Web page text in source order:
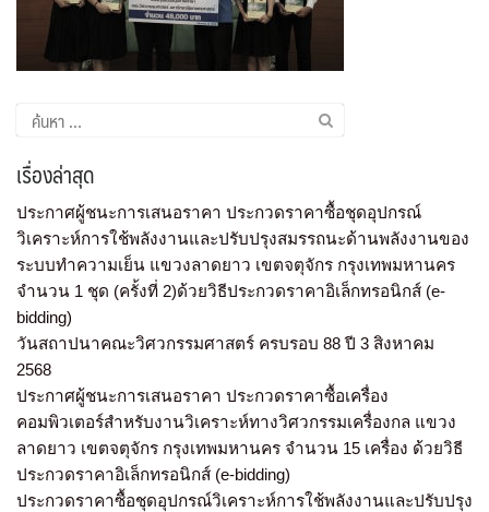
เรื่องล่าสุด
ประกาศผู้ชนะการเสนอราคา ประกวดราคาซื้อชุดอุปกรณ์
วิเคราะห์การใช้พลังงานและปรับปรุงสมรรถนะด้านพลังงานของ
ระบบทำความเย็น แขวงลาดยาว เขตจตุจักร กรุงเทพมหานคร
จำนวน 1 ชุด (ครั้งที่ 2)ด้วยวิธีประกวดราคาอิเล็กทรอนิกส์ (e-
bidding)
วันสถาปนาคณะวิศวกรรมศาสตร์ ครบรอบ 88 ปี 3 สิงหาคม
2568
ประกาศผู้ชนะการเสนอราคา ประกวดราคาซื้อเครื่อง
คอมพิวเตอร์สำหรับงานวิเคราะห์ทางวิศวกรรมเครื่องกล แขวง
ลาดยาว เขตจตุจักร กรุงเทพมหานคร จำนวน 15 เครื่อง ด้วยวิธี
ประกวดราคาอิเล็กทรอนิกส์ (e-bidding)
ประกวดราคาซื้อชุดอุปกรณ์วิเคราะห์การใช้พลังงานและปรับปรุง